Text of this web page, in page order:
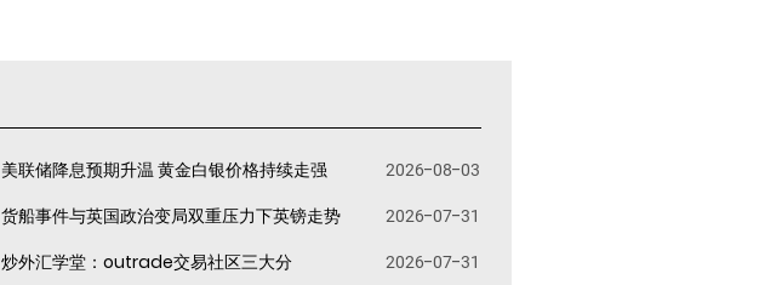
美联储降息预期升温 黄金白银价格持续走强
2026-08-03
货船事件与英国政治变局双重压力下英镑走势
2026-07-31
炒外汇学堂：outrade交易社区三大分 2026-07-31